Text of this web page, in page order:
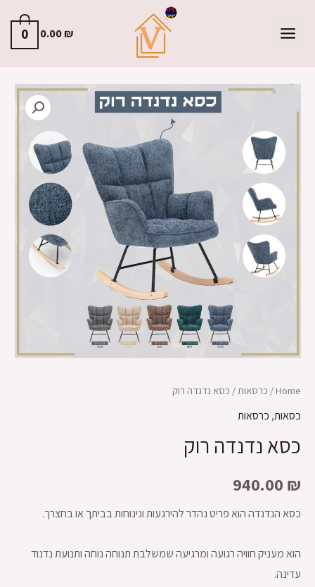
0.00₪
0
Home
/ כרסאות/ כסא נדנדה רוק
כסאות, כרסאות
כסא נדנדה רוק
940.00 ₪
כסא הנדנדה הוא פריט נהדר להירגעות ונינוחות בביתך או בחצרך.
הוא מעניק חוויה רגועה ומרגיעה שמשלבת תנוחה נוחה ותנועת נדנוד
עדינה.